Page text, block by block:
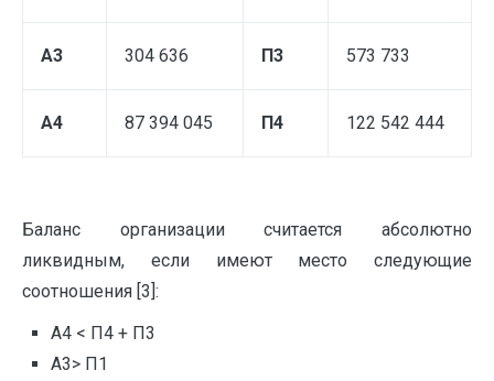
А3 304 636 П3 573 733
А4 87 394 045 П4 122 542 444
Баланс организации считается абсолютно
ликвидным, если имеют место следующие
соотношения [3]:
A4 < П4 + П3
A3> П1